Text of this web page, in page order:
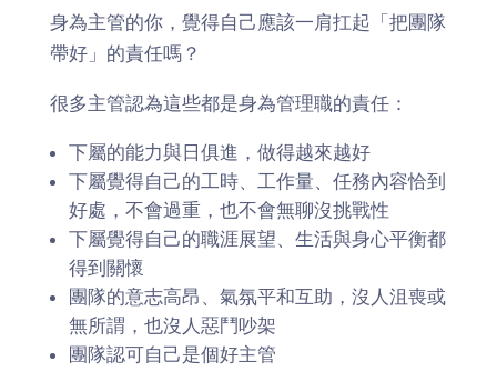
身為主管的你，覺得自己應該一肩扛起「把團隊
帶好」的責任嗎？
很多主管認為這些都是身為管理職的責任：
下屬的能力與日俱進，做得越來越好
下屬覺得自己的工時、工作量、任務內容恰到
好處，不會過重，也不會無聊沒挑戰性
下屬覺得自己的職涯展望、生活與身心平衡都
得到關懷
團隊的意志高昂、氣氛平和互助，沒人沮喪或
無所謂，也沒人惡鬥吵架
團隊認可自己是個好主管